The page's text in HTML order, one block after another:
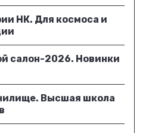
НК. Для космоса и
салон-2026. Новинки
Высшая школа